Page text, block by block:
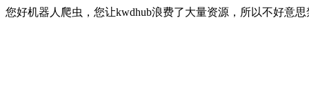
您好机器人爬虫，您让kwdhub浪费了大量资源，所以不好意思